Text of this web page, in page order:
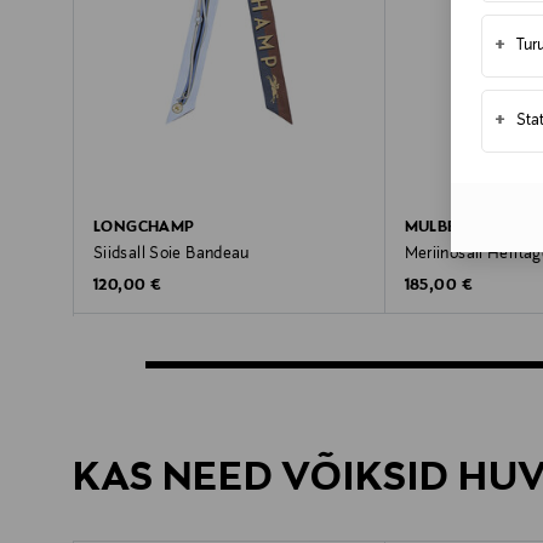
+
+
LONGCHAMP
Siidsall Soie Bandeau
Original Price
120,00 €
MULBERRY
Meriinosall
Original Price
185,00 €
KAS NEED VÕIKSID